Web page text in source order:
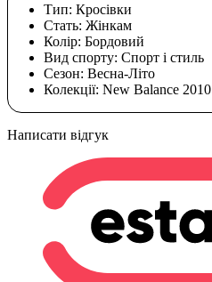
Тип: Кросівки
Стать: Жінкам
Колір: Бордовий
Вид спорту: Спорт і стиль
Сезон: Весна-Літо
Колекції: New Balance 2010
Написати відгук